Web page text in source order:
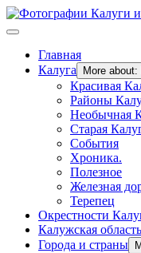
Главная
Калуга
More about:
Красивая
Районы
Необычная
Старая
События
Хроника.
Полезное
Железная
Терепец
Окрестности
Калужская область
Города и страны